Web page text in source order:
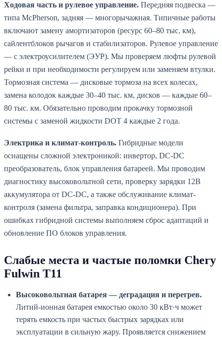
Ходовая часть и рулевое управление. Передняя подвеска —
типа McPherson, задняя — многорычажная. Типичные работы
включают замену амортизаторов (ресурс 60–80 тыс. км),
сайлентблоков рычагов и стабилизаторов. Рулевое управление
— с электроусилителем (ЭУР). Мы проверяем люфты рулевой
рейки и при необходимости регулируем или заменяем втулки.
Тормозная система — дисковые тормоза на всех колесах,
замена колодок каждые 30–40 тыс. км, дисков — каждые 60–
80 тыс. км. Обязательно проводим прокачку тормозной
системы с заменой жидкости DOT 4 каждые 2 года.
Электрика и климат-контроль. Гибридные модели
оснащены сложной электроникой: инвертор, DC-DC
преобразователь, блок управления батареей. Мы проводим
диагностику высоковольтной сети, проверку зарядки 12В
аккумулятора от DC-DC, а также обслуживание климат-
контроля (замена фильтра, заправка кондиционера). При
ошибках гибридной системы выполняем сброс адаптаций и
обновление ПО блоков управления.
Слабые места и частые поломки Chery
Fulwin T11
Высоковольтная батарея — деградация и перегрев.
Литий-ионная батарея емкостью около 30 кВт·ч может
терять емкость при частых быстрых зарядках или
эксплуатации в сильную жару. Проявляется снижением